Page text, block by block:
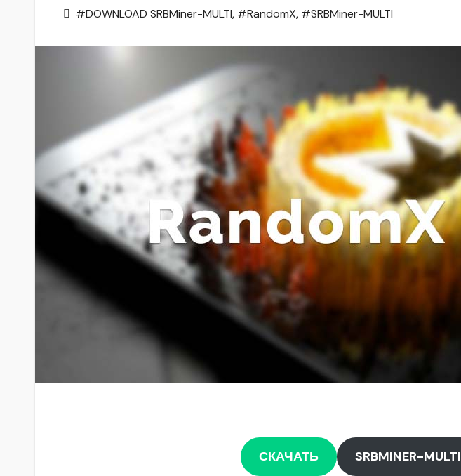
#DOWNLOAD SRBMiner-MULTI, #RandomX, #SRBMiner-MULTI
СКАЧАТЬ SRBMINER-MULTI